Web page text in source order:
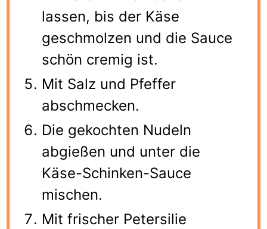
lassen, bis der Käse
geschmolzen und die Sauce
schön cremig ist.
Mit Salz und Pfeffer
abschmecken.
Die gekochten Nudeln
abgießen und unter die
Käse-Schinken-Sauce
mischen.
Mit frischer Petersilie